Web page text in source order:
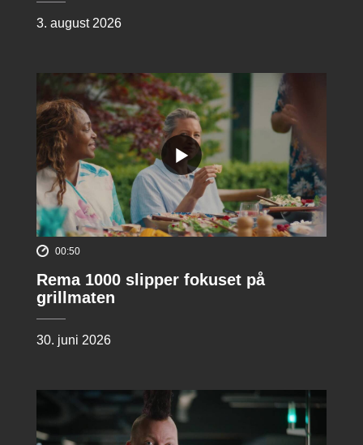
3. august 2026
00:50
Rema 1000 slipper fokuset på
grillmaten
30. juni 2026